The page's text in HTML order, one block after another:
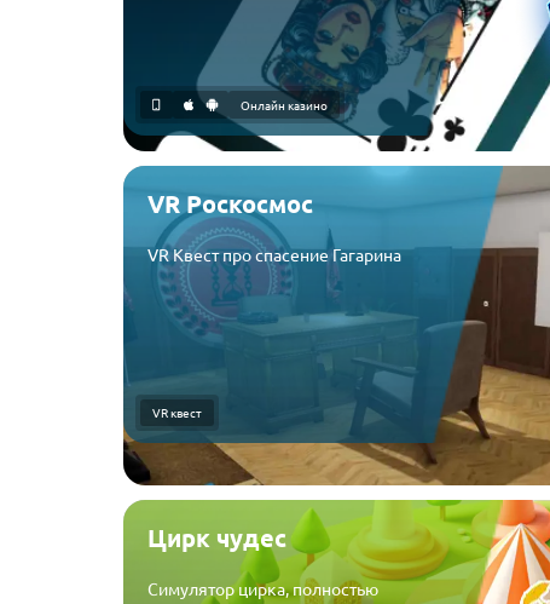
Онлайн казино
VR Роскосмос
VR Квест про спасение Гагарина
VR квест
Цирк чудес
Симулятор цирка, полностью